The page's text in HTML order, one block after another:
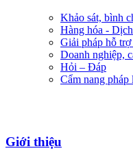
Khảo sát, bình
Hàng hóa -
Giải pháp hỗ
Doanh nghiệp,
Hỏi – Đáp
Cẩm nang pháp
Giới thiệu